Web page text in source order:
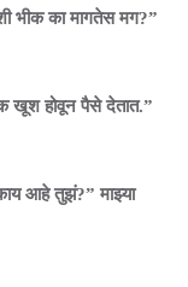
भीक का मागतेस मग?”
खूश होवून पैसे देतात.”
आहे तुझं?” माझ्या